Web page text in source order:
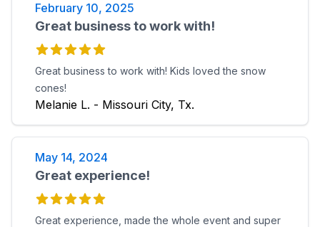
February 10, 2025
Great business to work with!
Great business to work with! Kids loved the snow
cones!
Melanie L. - Missouri City, Tx.
May 14, 2024
Great experience!
Great experience, made the whole event and super